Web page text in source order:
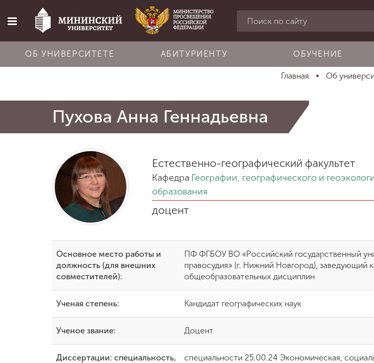
Об университете
Абитуриенту
Обучение
Наука
Международная
деятельность
Другие виды
деятельности
Студенческая
жизнь
ОБ УНИВЕРСИТЕТЕ АБИТУРИЕНТУ ОБУЧЕНИЕ
Главная Об
Пухова Анна Геннадьевна
Естественно-географический факультет
Кафедра Географии, географического и
образования
доцент
Основное место работы и
должность (для внешних
совместителей):
ПФ ФГБОУ ВО «Российский государственный
правосудия» (г. Нижний Новгород), заведующий
общеобразовательных дисциплин
Ученая степень: Кандидат географических наук
Ученое звание: Доцент
Диссертации: специальность,
специальности 25.00.24 Экономическая,